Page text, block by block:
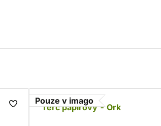
Pouze v imago
Terč papírový - Ork